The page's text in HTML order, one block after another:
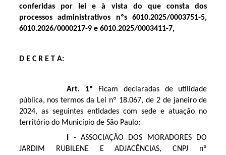
conferidas por lei e à vista do que consta dos
processos administrativos nºs 6010.2025/0003751-5,
6010.2026/0000217-9 e 6010.2025/0003411-7,
D E C R E T A:
Art. 1º Ficam declaradas de utilidade
pública, nos termos da Lei nº 18.067, de 2 de janeiro de
2024, as seguintes entidades com sede e atuação no
território do Município de São Paulo:
- ASSOCIAÇÃO DOS MORADORES DO
JARDIM RUBILENE E ADJACÊNCIAS, CNPJ nº